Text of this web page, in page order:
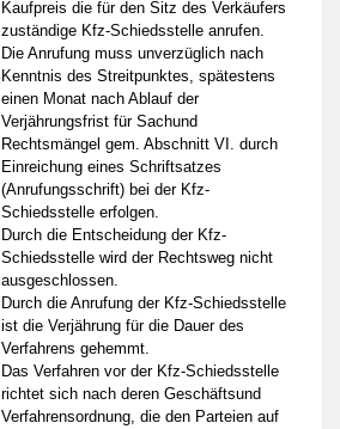
Kaufpreis die für den Sitz des Verkäufers
zuständige Kfz-Schiedsstelle anrufen.
Die Anrufung muss unverzüglich nach
Kenntnis des Streitpunktes, spätestens
einen Monat nach Ablauf der
Verjährungsfrist für Sachund
Rechtsmängel gem. Abschnitt VI. durch
Einreichung eines Schriftsatzes
(Anrufungsschrift) bei der Kfz-
Schiedsstelle erfolgen.
Durch die Entscheidung der Kfz-
Schiedsstelle wird der Rechtsweg nicht
ausgeschlossen.
Durch die Anrufung der Kfz-Schiedsstelle
ist die Verjährung für die Dauer des
Verfahrens gehemmt.
Das Verfahren vor der Kfz-Schiedsstelle
richtet sich nach deren Geschäftsund
Verfahrensordnung, die den Parteien auf